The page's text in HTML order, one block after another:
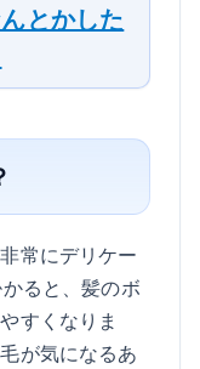
とかした
常にデリケー
ると、髪のボ
すくなりま
が気になるあ